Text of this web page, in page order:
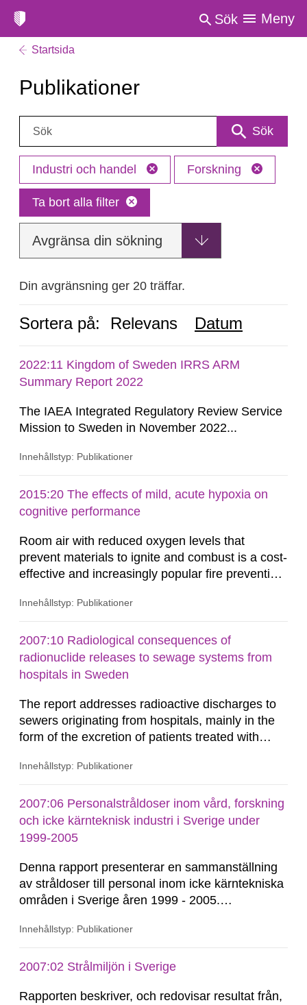
Sök Meny
Startsida
Publikationer
Sök: Sök
Industri och handel Forskning
Ta bort alla filter
Avgränsa din sökning
Din avgränsning ger 20 träffar.
Sortera på: Relevans Datum
2022:11 Kingdom of Sweden IRRS ARM
Summary Report 2022
The IAEA Integrated Regulatory Review Service
Mission to Sweden in November 2022...
Innehållstyp: Publikationer
2015:20 The effects of mild, acute hypoxia on
cognitive performance
Room air with reduced oxygen levels that
prevent materials to ignite and combust is a cost-
effective and increasingly popular fire prevention
of hypoxia, that is, the lack of sufficient oxygen
approximate oxygen level of normal air), on
cognitive performance of persons working under
such conditions are...
Innehållstyp: Publikationer
2007:10 Radiological consequences of
radionuclide releases to sewage systems from
hospitals in Sweden
The report addresses radioactive discharges to
sewers originating from hospitals, mainly in the
form of the excretion of patients treated with
purposes. Assessments of doses to the public,
discharges are performed. Doses are compared
against the exemption level of 10 μSv/a and the
dose constraint of 100...
Innehållstyp: Publikationer
2007:06 Personalstråldoser inom vård, forskning
och icke kärnteknisk industri i Sverige under
1999-2005
Denna rapport presenterar en sammanställning
av stråldoser till personal inom icke kärntekniska
områden i Sverige åren 1999 - 2005.
varierat mellan 1,2 och 1,6 manSv. Störst bidrag
med joniserande strålning inom sjukvården. De
Innehållstyp: Publikationer
2007:02 Strålmiljön i Sverige
Rapporten beskriver, och redovisar resultat från,